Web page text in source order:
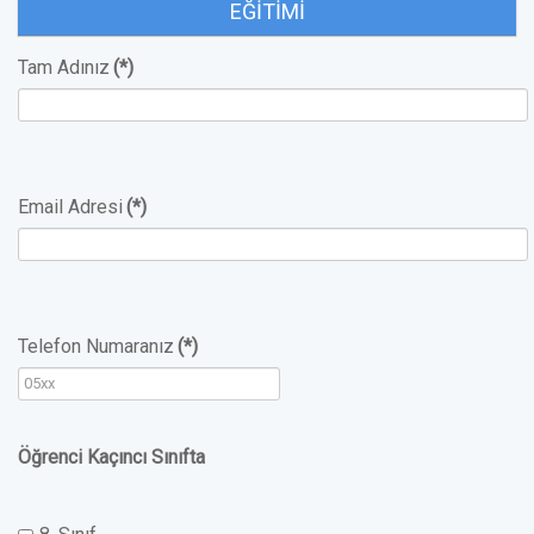
EĞITIMI
Tam Adınız (*)
Email Adresi (*)
Telefon Numaranız (*)
Öğrenci Kaçıncı Sınıfta